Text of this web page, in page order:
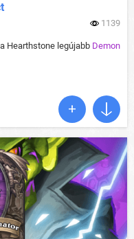
1139
Hearthstone legújabb Demon